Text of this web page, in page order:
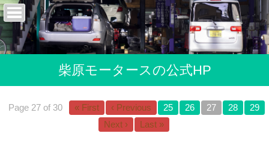
柴原モータースの公式HP
Page 27 of 30 « First ‹ Previous 25 26 27 28
29
Next ›
Last »